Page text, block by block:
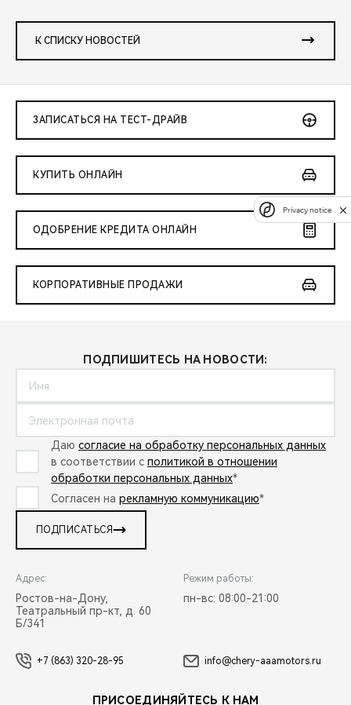
К СПИСКУ НОВОСТЕЙ
ЗАПИСАТЬСЯ НА ТЕСТ-ДРАЙВ
КУПИТЬ ОНЛАЙН
ОДОБРЕНИЕ КРЕДИТА ОНЛАЙН
КОРПОРАТИВНЫЕ ПРОДАЖИ
ПОДПИШИТЕСЬ НА НОВОСТИ:
Даю согласие на обработку персональных данных
в соответствии с политикой в отношении
обработки персональных данных*
Согласен на рекламную коммуникацию*
ПОДПИСАТЬСЯ
Адрес:
Ростов-на-Дону,
Театральный пр-кт, д. 60
Б/341
Режим работы:
пн-вс: 08:00-21:00
+7 (863) 320-28-95 info@chery-aaamotors.ru
ПРИСОЕДИНЯЙТЕСЬ К НАМ
Privacy notice